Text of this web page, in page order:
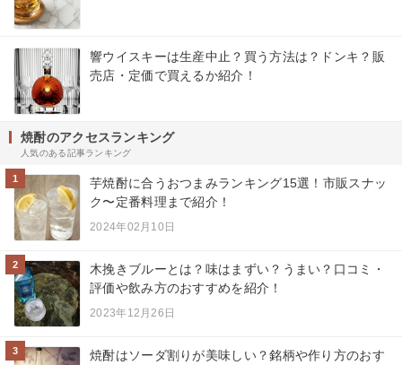
響ウイスキーは生産中止？買う方法は？ドンキ？販
売店・定価で買えるか紹介！
焼酎のアクセスランキング
人気のある記事ランキング
1
芋焼酎に合うおつまみランキング15選！市販スナッ
ク〜定番料理まで紹介！
2024年02月10日
2
木挽きブルーとは？味はまずい？うまい？口コミ・
評価や飲み方のおすすめを紹介！
2023年12月26日
3
焼酎はソーダ割りが美味しい？銘柄や作り方のおす